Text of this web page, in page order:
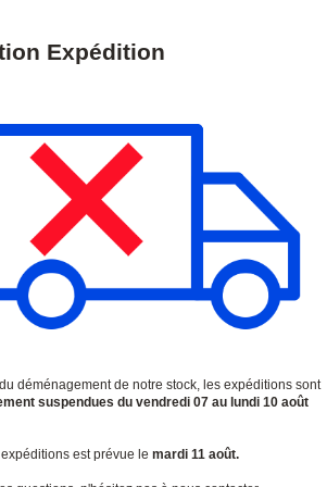
Reprise prévue le